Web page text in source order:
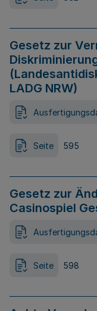
Gesetz zur
LADG NRW)
Seite 595
Gesetz zur
Casinospiel
Seite 598